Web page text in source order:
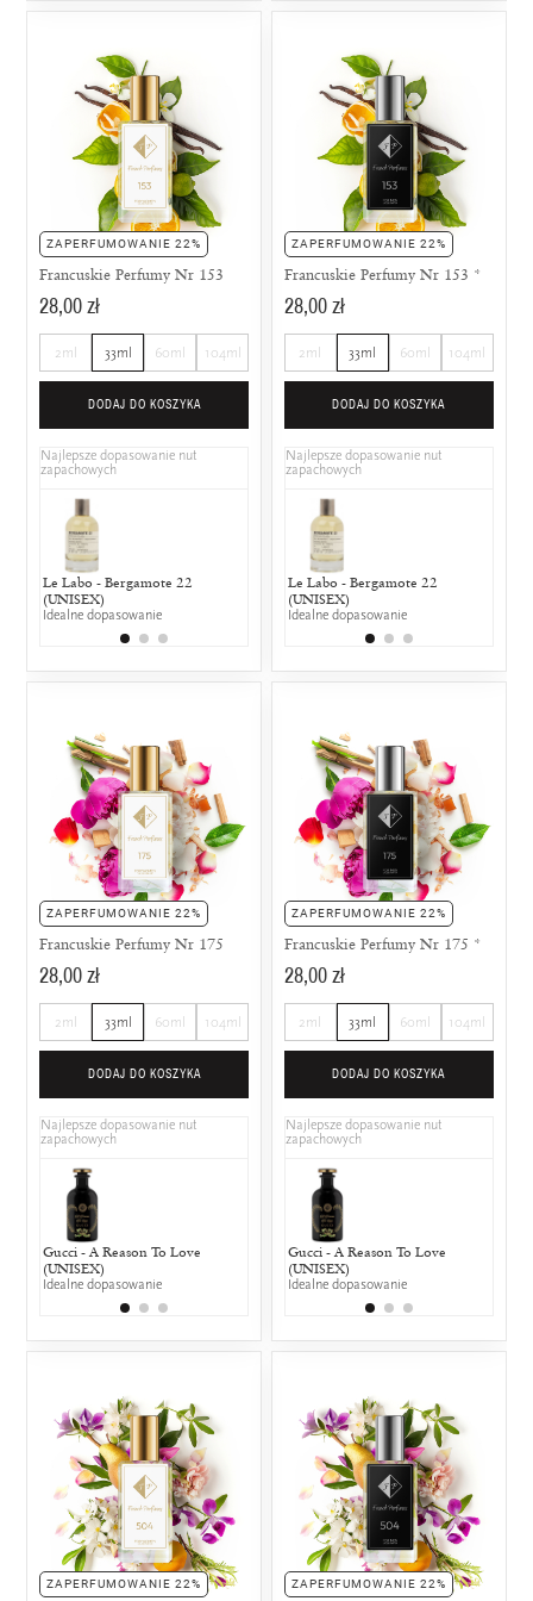
ZAPERFUMOWANIE 22%
Francuskie Perfumy Nr 153
28,00 zł
2ml 33ml 60ml 104ml
DODAJ DO KOSZYKA
Najlepsze dopasowanie nut
zapachowych
Le Labo - Bergamote 22
(UNISEX)
Idealne dopasowanie
Coty - Wild Musk
25% wspólnych nut zapachowych
ZAPERFUMOWANIE 22%
Francuskie Perfumy Nr 153 *
28,00 zł
2ml 33ml 60ml 104ml
DODAJ DO KOSZYKA
Najlepsze dopasowanie nut
zapachowych
Le Labo - Bergamote 22
(UNISEX)
Idealne dopasowanie
ZAPERFUMOWANIE 22%
Francuskie Perfumy Nr 175
28,00 zł
2ml 33ml 60ml 104ml
DODAJ DO KOSZYKA
Najlepsze dopasowanie nut
zapachowych
Gucci - A Reason To Love
(UNISEX)
Idealne dopasowanie
Dior - Poison Girl
25% wspólnych nut zapachowych
ZAPERFUMOWANIE 22%
Francuskie Perfumy Nr 175 *
28,00 zł
2ml 33ml 60ml 104ml
DODAJ DO KOSZYKA
Najlepsze dopasowanie nut
zapachowych
Gucci - A Reason To Love
(UNISEX)
Idealne dopasowanie
ZAPERFUMOWANIE 22% ZAPERFUMOWANIE 22%